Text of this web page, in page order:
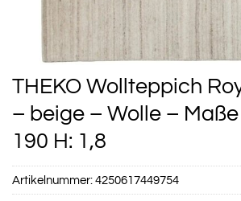
THEKO Wollteppich
– beige – Wolle – Maße
190 H: 1,8
Artikelnummer:4250617449754